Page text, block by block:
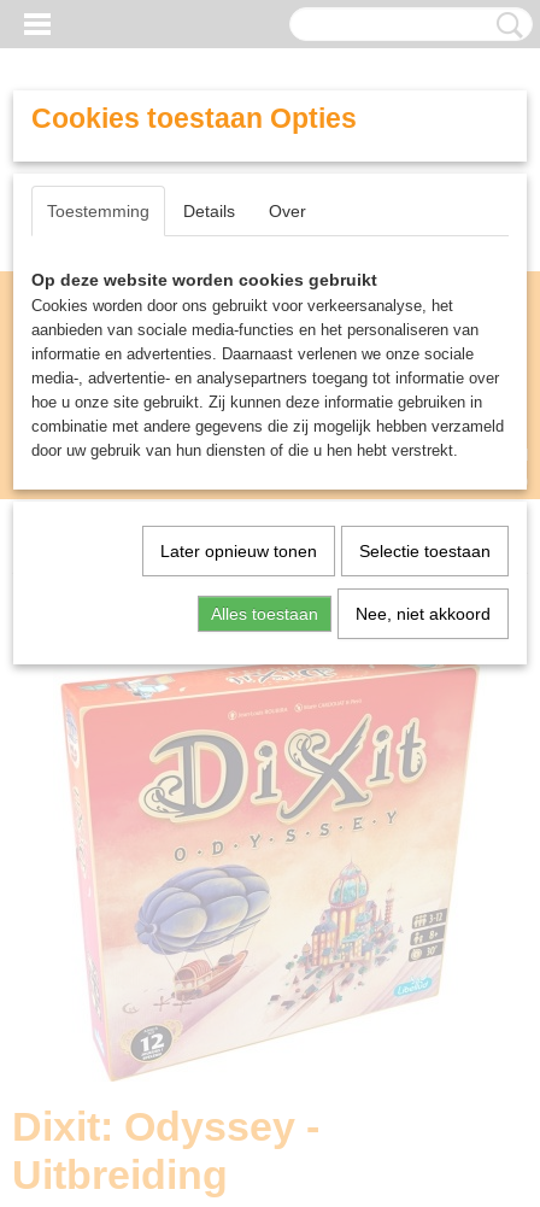
Inloggen Registreren
UW WINKELWAGEN
(0)
Spellen & Puzzels> Dixit: Odyssey - Uitbreiding
Dixit: Odyssey -
Uitbreiding
Cookies toestaan Opties
Toestemming Details Over
Op deze website worden cookies gebruikt
Cookies worden door ons gebruikt voor verkeersanalyse, het
aanbieden van sociale media-functies en het personaliseren van
informatie en advertenties. Daarnaast verlenen we onze sociale
media-, advertentie- en analysepartners toegang tot informatie over
hoe u onze site gebruikt. Zij kunnen deze informatie gebruiken in
combinatie met andere gegevens die zij mogelijk hebben verzameld
door uw gebruik van hun diensten of die u hen hebt verstrekt.
Later opnieuw tonen Selectie toestaan
Alles toestaan Nee, niet akkoord